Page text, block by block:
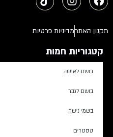
תקנון האתרמדיניות פרטיות
קטגוריות חמות
בושם לאישה
בושם לגבר
בשמי נישה
טסטרים